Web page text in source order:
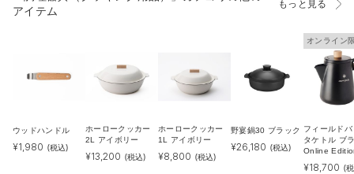
アイテム
もっと見る
ウッドハンドル
¥1,980 (税込)
ホーロークッカー
2L アイボリー
¥13,200 (税込)
ホーロークッカー
1L アイボリー
¥8,800 (税込)
野宴鍋30 ブラック
¥26,180 (税込)
オンライン
フィールドバ
タケトル ブ
Online
¥18,700 (